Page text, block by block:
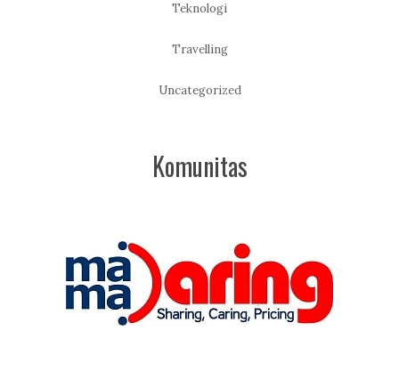
Teknologi
Travelling
Uncategorized
Komunitas